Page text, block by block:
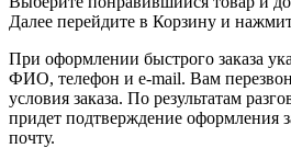
Далее перейдите в Корзину и
При оформлении быстрого заказа
ФИО, телефон и e-mail. Вам
условия заказа. По результатам
придет подтверждение оформления
почту.